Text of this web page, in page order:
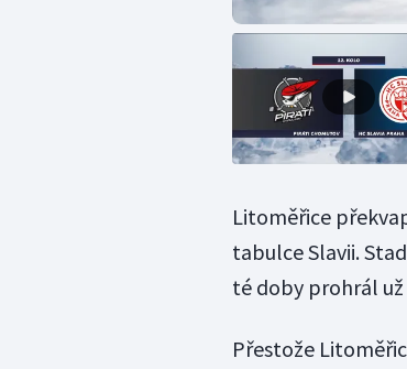
Litoměřice
tabulce Slavii.
té doby prohrál
Přestože